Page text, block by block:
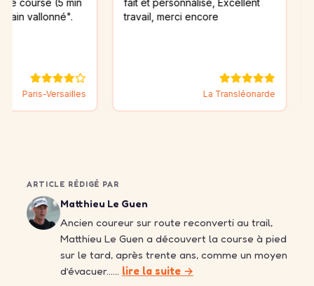
(5 min
Versailles
fait et personnalisé, Excellent
travail, merci encore
La Transléonarde
ARTICLE RÉDIGÉ PAR
Matthieu Le Guen
Ancien coureur sur route reconverti au trail,
Matthieu Le Guen a découvert la course à pied
sur le tard, après trente ans, comme un moyen
d’évacuer…… lire la suite →